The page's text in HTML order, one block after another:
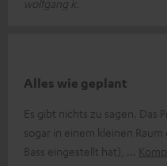
wolfgang k.
Alles wie geplant
Es gibt nichts zu sagen. Das
sogar in einem kleinen
Bass eingestellt hat),